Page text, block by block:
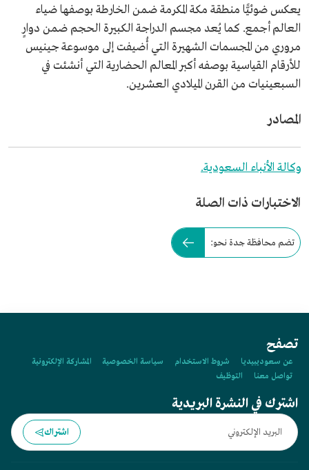
يعكس ضوئيًّا منطقة مكة المكرمة ضمن الخارطة بوصفها ضياء
العالم أجمع. كما يُعد مجسم الدراجة الكبيرة الحجم ضمن دوارٍ
مروري من المجسمات الشهيرة التي أُضيفت إلى موسوعة جينيس
للأرقام القياسية بوصفه أكبر المعالم الحضارية التي أنشئت في
السبعينيات من القرن الميلادي العشرين.
المصادر
وكالة الأنباء السعودية.
الاختبارات ذات الصلة
تضم محافظة جدة نحو:
تصفح
عن سعوديبيديا شروط الاستخدام سياسة الخصوصية
المشاركة الإلكترونية
تواصل معنا
التوظيف
اشترك في النشرة البريدية
اشتراك